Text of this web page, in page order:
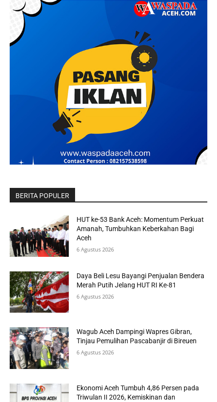
BERITA POPULER
HUT ke-53 Bank Aceh: Momentum Perkuat
Amanah, Tumbuhkan Keberkahan Bagi
Aceh
6 Agustus 2026
Daya Beli Lesu Bayangi Penjualan Bendera
Merah Putih Jelang HUT RI Ke-81
6 Agustus 2026
Wagub Aceh Dampingi Wapres Gibran,
Tinjau Pemulihan Pascabanjir di Bireuen
6 Agustus 2026
Ekonomi Aceh Tumbuh 4,86 Persen pada
Triwulan II 2026, Kemiskinan dan